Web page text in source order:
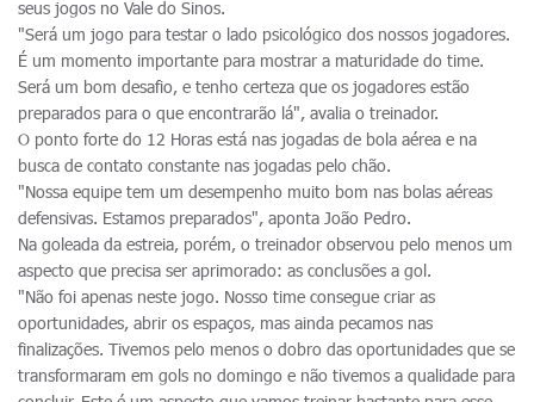
seus jogos no Vale do Sinos.
"Será um jogo para testar o lado psicológico dos nossos jogadores.
É um momento importante para mostrar a maturidade do time.
Será um bom desafio, e tenho certeza que os jogadores estão
preparados para o que encontrarão lá", avalia o treinador.
O ponto forte do 12 Horas está nas jogadas de bola aérea e na
busca de contato constante nas jogadas pelo chão.
"Nossa equipe tem um desempenho muito bom nas bolas aéreas
defensivas. Estamos preparados", aponta João Pedro.
Na goleada da estreia, porém, o treinador observou pelo menos um
aspecto que precisa ser aprimorado: as conclusões a gol.
"Não foi apenas neste jogo. Nosso time consegue criar as
oportunidades, abrir os espaços, mas ainda pecamos nas
finalizações. Tivemos pelo menos o dobro das oportunidades que se
transformaram em gols no domingo e não tivemos a qualidade para